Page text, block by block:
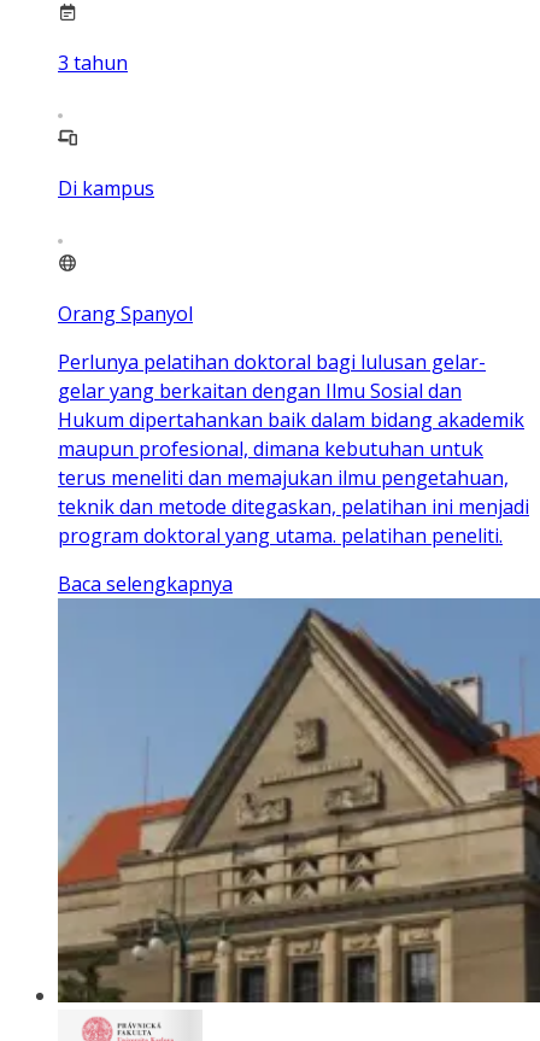
3 tahun
Di kampus
Orang Spanyol
Perlunya pelatihan doktoral bagi lulusan gelar-
gelar yang berkaitan dengan Ilmu Sosial dan
Hukum dipertahankan baik dalam bidang akademik
maupun profesional, dimana kebutuhan untuk
terus meneliti dan memajukan ilmu pengetahuan,
teknik dan metode ditegaskan, pelatihan ini menjadi
program doktoral yang utama. pelatihan peneliti.
Baca selengkapnya